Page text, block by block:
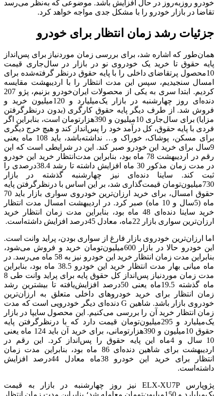
خودرو روزبه‌‌روز در حال افزایش باشد. موضوعی که به‌نظر می‌رسد
تقاضا در بازار خودرو را با مشکل جدی مواجه خواهد کرد.
جزئیات رشد زمان انتظار برای خودرو
همان‌طور که اشاره شد، برای بررسی زمان مورد‌نیاز برای پس‌‌‌‌‌‌‌‌‌‌‌‌انداز
پایه حقوق تا خرید یک خودروی نو در بازار در سال‌جاری قیمت
10محصول پرتقاضای داخلی را با پایه حقوق درنظر گرفته‌شده برای
امسال سنجیدیم، سپس این مدت انتظار را با اردیبهشت مقایسه
کردیم. ابتدا سری به یکی از محصولات ایران‌خودرو بزنیم، پژو 207
دنده‌‌‌‌ای روز چهارشنبه در بازار یک‌میلیارد و 120‌میلیون خرید و
فروش شد. از طرف دیگر پایه حقوق کارگری (بدون درنظرگرفتن
مزایا) برای سال‌جاری 10‌میلیون و 390‌‌‌‌هزار‌تومان است، بنابراین اگر
فردی با پایه حقوق، کل درآمد خود را پس‌‌‌‌‌‌‌‌‌‌‌‌انداز کند و هیچ خرج دیگری
برای مسکن، پوشاک، خوراک و… نداشته‌باشد، باید 108 ماه یعنی
9سال ‌برای خرید این خودرو صبر کند. این در شرایطی است که این
رقم در اردیبهشت‌‌‌‌ 78 ماه بود، بنابراین مدت‌‌‌‌انتظار خرید این خودرو
در مدت زمان مذکور 30 ماه افزایش داشته تا رشد 38.4‌درصدی را
ثبت کند. ساینا دنده‌‌‌‌‌‌‌‌‌‌‌‌ای نیز چهارشنبه گذشته در بازار
730‌میلیون‌تومان قیمت‌گذاری شد، بر این اساس با درنظرگرفتن پایه
حقوق امسال، برای خرید ارزان‌ترین خودروی سواری بازار باید 70
ماه (5سال و 10 ماه) صبر کرد. در اردیبهشت امسال مدت انتظار
خرید ساینا دنده‌‌‌‌ای 48 ماه بود، بنابراین مدت زمان انتظار خرید
ارزان‌ترین سواری بازار 22ماه، معادل 45‌درصد افزایش داشته‌است.
اما ارزان‌ترین خودروی بازار فارغ از سواری بودن، پراید وانت است.
این خودرو حالا در بازار 600‌میلیون‌تومان خرید و فروش می‌شود،
بنابراین مدت زمان انتظار خرید این خودرو نیز به 58 ماه می‌رسد. در
ماه میانی بهار مدت انتظار خرید این خودرو 38.5 ماه بود، بنابراین
مدت زمان موردنیاز پس‌‌‌‌انداز کل حقوق پایه برای پراید وانت طی 8
ماه گذشته 19.5‌ماه یعنی 50‌درصد افزایش‌یافته تا بیشترین رشد
زمان انتظار برای خرید خودروهای داخلی متعلق به ارزان‌ترین
خودروی بازار باشد. شاهین G دنده‌‌‌‌‌‌‌‌‌‌‌‌ای دیگر خودرویی است که مدت
زمان انتظار خرید آن را بررسی می‌کنیم. این محصول سایپا در بازار
یک‌میلیارد و 295‌میلیون‌تومان قیمت دارد که با درنظرگرفتن پایه
حقوق 10میلیون و 390‌‌‌‌هزار‌تومانی، برای خرید آن باید 124 ماه یعنی
10 سال ‌و 4ماه این پایه حقوق را پس‌‌‌‌انداز کرد. این رقم در
اردیبهشت برای شاهین دنده‌‌‌‌ای 86 ماه بود، بنابراین مدت زمان
انتظار برای خرید این خودرو 38ماه معادل 44‌درصد افزایش
داشته‌است.
پژوپارس ELX-XU7P نیز روز چهارشنبه در بازار به قیمت
یک‌میلیارد و 150‌میلیون‌تومان معامله شد؛ بنابراین مدت زمان انتظار